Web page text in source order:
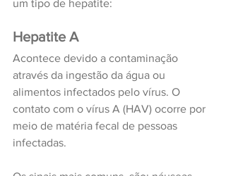
um tipo de hepatite:
Hepatite A
Acontece devido a contaminação
através da ingestão da água ou
alimentos infectados pelo vírus. O
contato com o vírus A (HAV) ocorre por
meio de matéria fecal de pessoas
infectadas.